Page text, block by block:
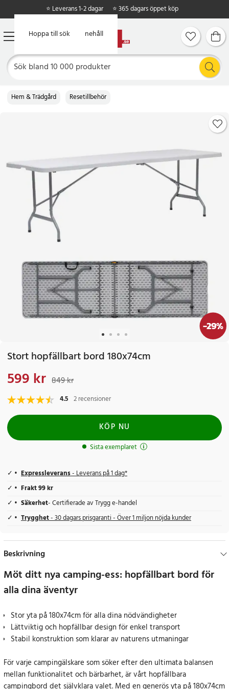
Hoppa till huvudinnehåll
Hoppa till sök
⭐ Leverans 1-2 dagar ⭐ 365 dagars öppet köp
Hem & Trädgård Resetillbehör
-29%
Stort hopfällbart bord 180x74cm
Nuvarande pris
599 kr 849 kr
4.5 2 recensioner
KÖP NU
Sista exemplaret
Expressleverans- Leverans på 1 dag*
Frakt 99 kr
Säkerhet- Certifierade av Trygg e-handel
Trygghet- 30 dagars prisgaranti - Över 1 miljon nöjda kunder
Beskrivning
Möt ditt nya camping-ess: hopfällbart bord för
alla dina äventyr
Stor yta på 180x74cm för alla dina nödvändigheter
Lättviktig och hopfällbar design för enkel transport
Stabil konstruktion som klarar av naturens utmaningar
För varje campingälskare som söker efter den ultimata balansen
mellan funktionalitet och bärbarhet, är vårt hopfällbara
campingbord det självklara valet. Med en generös yta på 180x74cm